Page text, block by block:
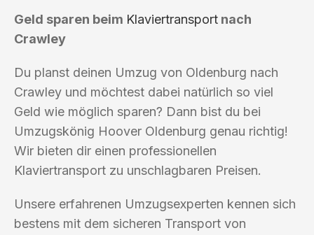
Geld sparen beim Klaviertransport nach
Crawley
Du planst deinen Umzug von Oldenburg nach
Crawley und möchtest dabei natürlich so viel
Geld wie möglich sparen? Dann bist du bei
Umzugskönig Hoover Oldenburg genau richtig!
Wir bieten dir einen professionellen
Klaviertransport zu unschlagbaren Preisen.
Unsere erfahrenen Umzugsexperten kennen sich
bestens mit dem sicheren Transport von